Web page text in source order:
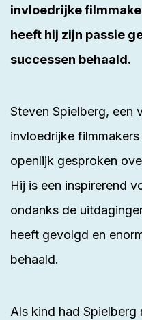
invloedrijke
heeft hij zijn passie
successen behaald.
Steven Spielberg, een
invloedrijke
openlijk gesproken
Hij is een inspirerend
ondanks de
heeft gevolgd en
behaald.
Als kind had Spielberg